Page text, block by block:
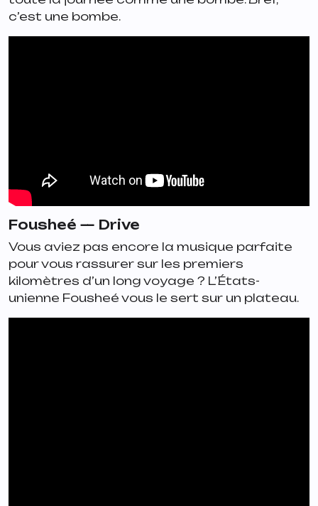
c’est une bombe.
Fousheé — Drive
Vous aviez pas encore la musique parfaite
pour vous rassurer sur les premiers
kilomètres d’un long voyage ? L’États-
unienne Fousheé vous le sert sur un plateau.